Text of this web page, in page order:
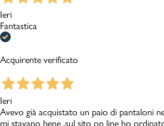
Ieri
Fantastica
Acquirente verificato
Ieri
Avevo già acquistato un paio di pantaloni
mi stavano bene ,sul sito on line ho